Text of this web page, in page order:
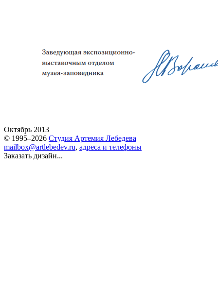
Октябрь 2013
© 1995–2026 Студия Артемия Лебедева
mailbox@artlebedev.ru, адреса и телефоны
Заказать дизайн...